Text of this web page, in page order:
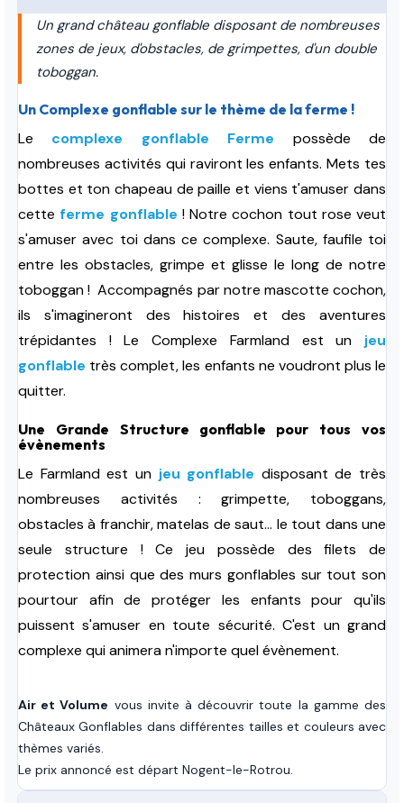
Un grand château gonflable disposant de nombreuses
zones de jeux, d'obstacles, de grimpettes, d'un double
toboggan.
Un Complexe gonflable sur le thème de la ferme !
Le complexe gonflable Ferme possède de
nombreuses activités qui raviront les enfants. Mets tes
bottes et ton chapeau de paille et viens t'amuser dans
cette ferme gonflable ! Notre cochon tout rose veut
s'amuser avec toi dans ce complexe. Saute, faufile toi
entre les obstacles, grimpe et glisse le long de notre
toboggan ! Accompagnés par notre mascotte cochon,
ils s'imagineront des histoires et des aventures
trépidantes !Le Complexe Farmland est un jeu
gonflable très complet, les enfants ne voudront plus le
quitter.
Une Grande Structure gonflable pour tous vos
évènements
Le Farmland est un jeu gonflable disposant de très
nombreuses activités : grimpette, toboggans,
obstacles à franchir, matelas de saut... le tout dans une
seule structure ! Ce jeu possède des filets de
protection ainsi que des murs gonflables sur tout son
pourtour afin de protéger les enfants pour qu'ils
puissent s'amuser en toute sécurité. C'est un grand
complexe qui animera n'importe quel évènement.
Air et Volume vous invite à découvrir toute la gamme des
Châteaux Gonflables dans différentes tailles et couleurs avec
thèmes variés.
Le prix annoncé est départ Nogent-le-Rotrou.